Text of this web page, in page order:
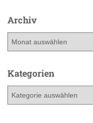
Archiv
h
Kategorien